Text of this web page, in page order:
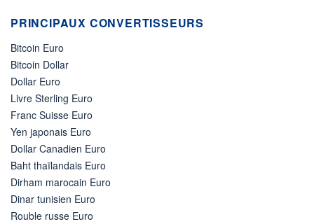
PRINCIPAUX CONVERTISSEURS
Bitcoin Euro
Bitcoin Dollar
Dollar Euro
Livre Sterling Euro
Franc Suisse Euro
Yen japonais Euro
Dollar Canadien Euro
Baht thaïlandais Euro
Dirham marocain Euro
Dinar tunisien Euro
Rouble russe Euro